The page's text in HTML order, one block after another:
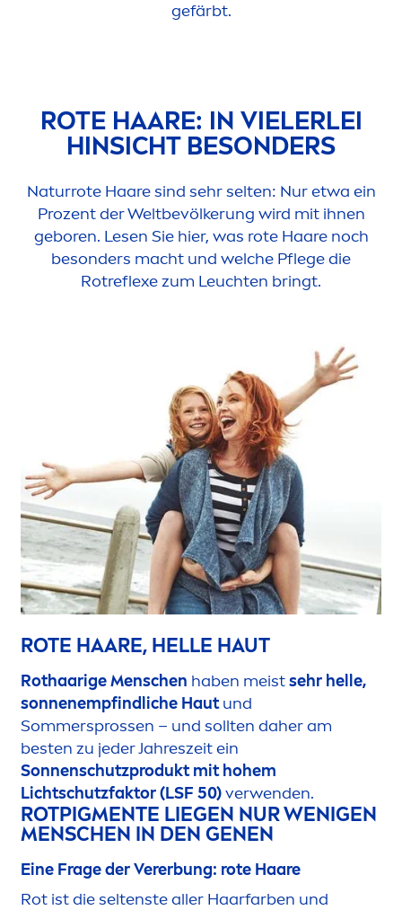
gefärbt.
ROTE HAARE: IN VIELERLEI
HINSICHT BESONDERS
Naturrote Haare sind sehr selten: Nur etwa ein
Prozent der Weltbevölkerung wird mit ihnen
geboren. Lesen Sie hier, was rote Haare noch
besonders macht und welche Pflege die
Rotreflexe zum Leuchten bringt.
ROTE HAARE, HELLE HAUT
RothaarigeMenschen haben meistsehr helle,
sonnenempfindliche Hautund
Sommersprossen – und sollten daher am
besten zu jeder Jahreszeit ein
Sonnenschutzprodukt mit hohem
Lichtschutzfaktor (LSF 50)verwenden.
ROTPIGMENTE LIEGEN NUR WENIGEN
MENSCHEN IN DEN GENEN
Eine Frage der Vererbung: rote Haare
Rot ist die seltenste aller Haarfarben und